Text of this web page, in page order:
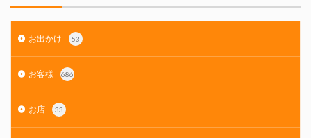
お出かけ 53
お客様 686
お店 33